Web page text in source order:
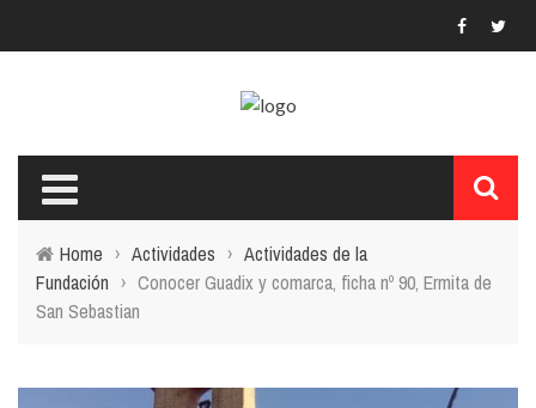
Home › Actividades › Actividades de la
Fundación › Conocer Guadix y comarca, ficha nº 90, Ermita de
San Sebastian